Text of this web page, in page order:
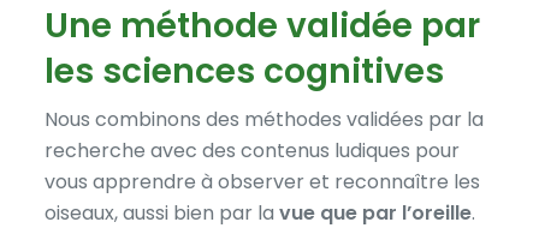
Une méthode validée par
les sciences cognitives
Nous combinons des méthodes validées par la
recherche avec des contenus ludiques pour
vous apprendre à observer et reconnaître les
oiseaux, aussi bien par lavue que par l’oreille.